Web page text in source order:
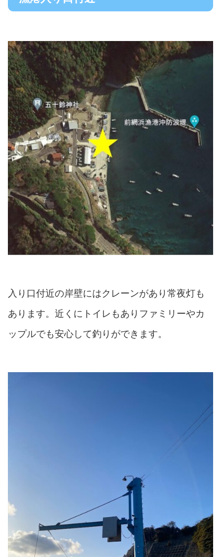
入り口付近の岸壁にはクレーンがあり常夜灯も
あります。近くにトイレもありファミリーやカ
ップルでも安心して釣りができます。